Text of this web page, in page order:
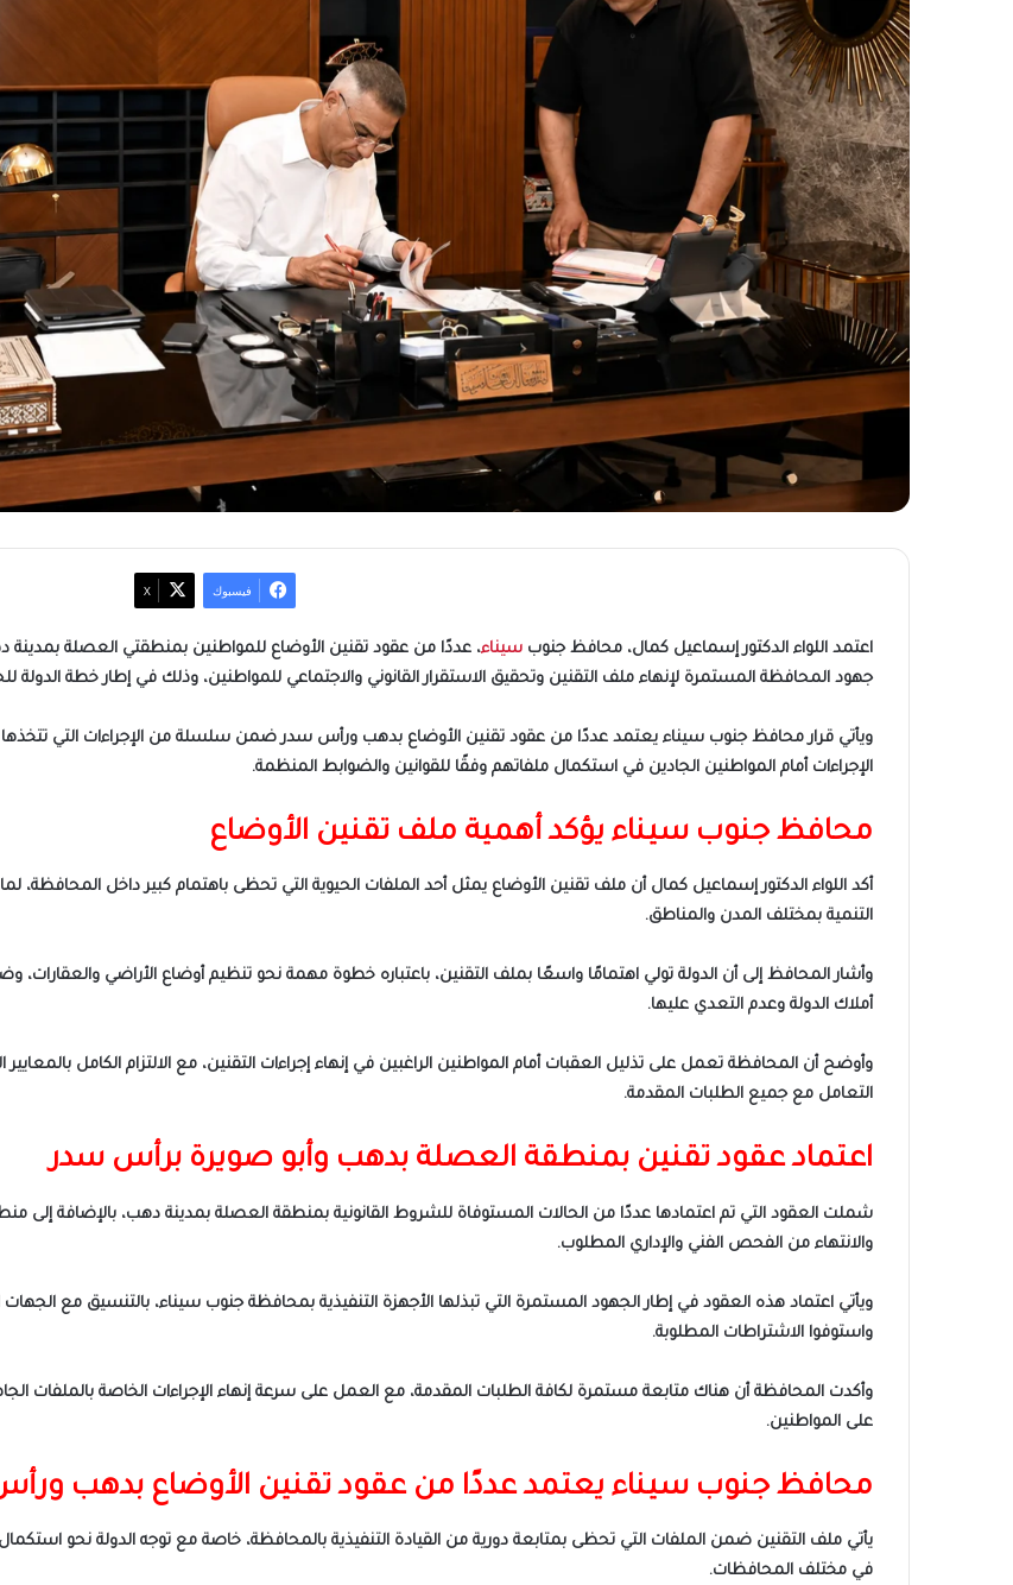
فيسبوك ‫X
اعتمد اللواء الدكتور إسماعيل كمال، محافظ جنوب سيناء، عددًا من عقود تقنين الأوضاع للمواطنين بمنطقتي العصلة
جهود المحافظة المستمرة لإنهاء ملف التقنين وتحقيق الاستقرار القانوني والاجتماعي للمواطنين، وذلك في إطار خطة
ويأتي قرار محافظ جنوب سيناء يعتمد عددًا من عقود تقنين الأوضاع بدهب ورأس سدر ضمن سلسلة من الإجراءات التي
الإجراءات أمام المواطنين الجادين في استكمال ملفاتهم وفقًا للقوانين والضوابط المنظمة.
محافظ جنوب سيناء يؤكد أهمية ملف تقنين الأوضاع
أكد اللواء الدكتور إسماعيل كمال أن ملف تقنين الأوضاع يمثل أحد الملفات الحيوية التي تحظى باهتمام كبير داخل
التنمية بمختلف المدن والمناطق.
وأشار المحافظ إلى أن الدولة تولي اهتمامًا واسعًا بملف التقنين، باعتباره خطوة مهمة نحو تنظيم أوضاع الأراضي
أملاك الدولة وعدم التعدي عليها.
وأوضح أن المحافظة تعمل على تذليل العقبات أمام المواطنين الراغبين في إنهاء إجراءات التقنين، مع الالتزام الكامل
التعامل مع جميع الطلبات المقدمة.
اعتماد عقود تقنين بمنطقة العصلة بدهب وأبو صويرة برأس سدر
شملت العقود التي تم اعتمادها عددًا من الحالات المستوفاة للشروط القانونية بمنطقة العصلة بمدينة دهب، بالإضافة إلى
والانتهاء من الفحص الفني والإداري المطلوب.
ويأتي اعتماد هذه العقود في إطار الجهود المستمرة التي تبذلها الأجهزة التنفيذية بمحافظة جنوب سيناء، بالتنسيق مع
واستوفوا الاشتراطات المطلوبة.
وأكدت المحافظة أن هناك متابعة مستمرة لكافة الطلبات المقدمة، مع العمل على سرعة إنهاء الإجراءات الخاصة بالملفات
على المواطنين.
محافظ جنوب سيناء يعتمد عددًا من عقود تقنين الأوضاع بدهب
يأتي ملف التقنين ضمن الملفات التي تحظى بمتابعة دورية من القيادة التنفيذية بالمحافظة، خاصة مع توجه الدولة نحو
في مختلف المحافظات.